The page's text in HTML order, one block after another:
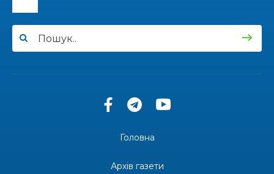
легкоатлетичних метань
Пишіть листи самому собі, або як уникнути
маніпуляцій без конфліктів
Головна
Архів газети